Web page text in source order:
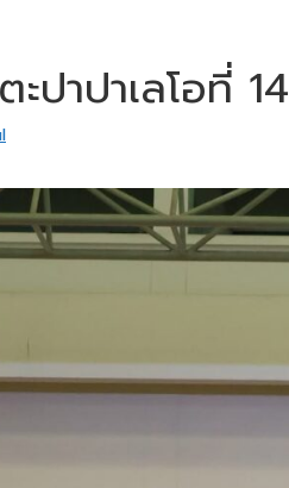
ปาปาเลโอที่ 14